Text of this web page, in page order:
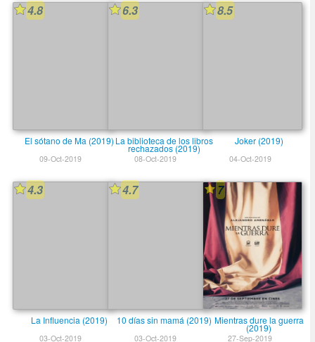
4.8
El sótano de Ma (2019)
09-Oct-2019
6.3
La biblioteca de los libros
rechazados (2019)
08-Oct-2019
8.5
Joker (2019)
04-Oct-2019
4.3
La Influencia (2019)
03-Oct-2019
4.7
10 días sin mamá (2019)
03-Oct-2019
7
Mientras dure la guerra
(2019)
27-Sep-2019